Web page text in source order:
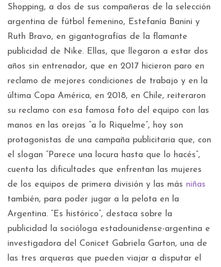
Shopping, a dos de sus compañeras de la selección
argentina de fútbol femenino, Estefanía Banini y
Ruth Bravo, en gigantografías de la flamante
publicidad de Nike. Ellas, que llegaron a estar dos
años sin entrenador, que en 2017 hicieron paro en
reclamo de mejores condiciones de trabajo y en la
última Copa América, en 2018, en Chile, reiteraron
su reclamo con esa famosa foto del equipo con las
manos en las orejas “a lo Riquelme”, hoy son
protagonistas de una campaña publicitaria que, con
el slogan “Parece una locura hasta que lo hacés”,
cuenta las dificultades que enfrentan las mujeres
de los equipos de primera división y las más niñas
también, para poder jugar a la pelota en la
Argentina. “Es histórico”, destaca sobre la
publicidad la socióloga estadounidense-argentina e
investigadora del Conicet Gabriela Garton, una de
las tres arqueras que pueden viajar a disputar el